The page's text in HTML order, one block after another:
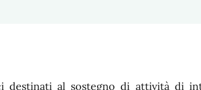
destinati al sostegno di attività di